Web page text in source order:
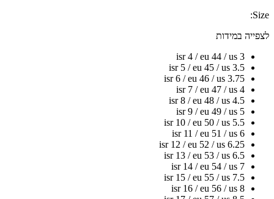
Size:
לצפייה במידות
isr 4 / eu 44 / us 3
isr 5 / eu 45 / us 3.5
isr 6 / eu 46 / us 3.75
isr 7 / eu 47 / us 4
isr 8 / eu 48 / us 4.5
isr 9 / eu 49 / us 5
isr 10 / eu 50 / us 5.5
isr 11 / eu 51 / us 6
isr 12 / eu 52 / us 6.25
isr 13 / eu 53 / us 6.5
isr 14 / eu 54 / us 7
isr 15 / eu 55 / us 7.5
isr 16 / eu 56 / us 8